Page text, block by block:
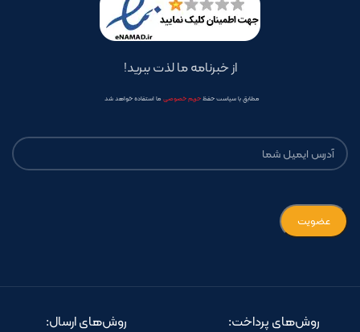
از خبرنامه ما لذت ببرید!
مطابق با سیاست حفظحریم خصوصی ما استفاده خواهد شد
روش‌های پرداخت: روش‌های ارسال: